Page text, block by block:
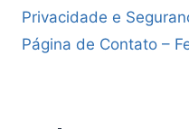
Privacidade e
Página de Contato –